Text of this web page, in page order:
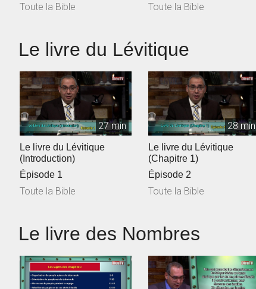
Toute la Bible Toute la Bible
Le livre du Lévitique
27 min
Le livre du Lévitique
(Introduction)
Épisode 1
Toute la Bible
28 min
Le livre du Lévitique
(Chapitre 1)
Épisode 2
Toute la Bible
Le livre des Nombres